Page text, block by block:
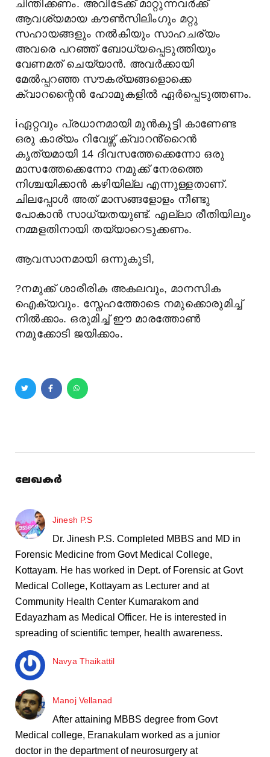
ചിന്തിക്കണം. അവിടേക്ക് മാറ്റുന്നവർക്ക്
ആവശ്യമായ കൗൺസിലിംഗും മറ്റു
സഹായങ്ങളും നൽകിയും സാഹചര്യം
അവരെ പറഞ്ഞ് ബോധ്യപ്പെടുത്തിയും
വേണമത് ചെയ്യാൻ. അവർക്കായി
മേൽപ്പറഞ്ഞ സൗകര്യങ്ങളൊക്കെ
ക്വാറന്റൈൻ ഹോമുകളിൽ ഏർപ്പെടുത്തണം.
ℹ️ഏറ്റവും പ്രധാനമായി മുൻകൂട്ടി കാണേണ്ട
ഒരു കാര്യം റിവേഴ്സ് ക്വാറൻ്റൈൻ
കൃത്യമായി 14 ദിവസത്തേക്കെന്നോ ഒരു
മാസത്തേക്കെന്നോ നമുക്ക് നേരത്തെ
നിശ്ചയിക്കാൻ കഴിയില്ല എന്നുള്ളതാണ്.
ചിലപ്പോൾ അത് മാസങ്ങളോളം നീണ്ടു
പോകാൻ സാധ്യതയുണ്ട്. എല്ലാ രീതിയിലും
നമ്മളതിനായി തയ്യാറെടുക്കണം.
ആവസാനമായി ഒന്നുകൂടി,
?നമുക്ക് ശാരീരിക അകലവും, മാനസിക
ഐക്യവും. സ്നേഹത്തോടെ നമുക്കൊരുമിച്ച്
നിൽക്കാം. ഒരുമിച്ച് ഈ മാരത്തോൺ
നമുക്കോടി ജയിക്കാം.
ലേഖകർ
Jinesh P.S
Dr. Jinesh P.S. Completed MBBS and MD in
Forensic Medicine from Govt Medical College,
Kottayam. He has worked in Dept. of Forensic at Govt
Medical College, Kottayam as Lecturer and at
Community Health Center Kumarakom and
Edayazham as Medical Officer. He is interested in
spreading of scientific temper, health awareness.
Navya Thaikattil
Manoj Vellanad
After attaining MBBS degree from Govt
Medical college, Eranakulam worked as a junior
doctor in the department of neurosurgery at